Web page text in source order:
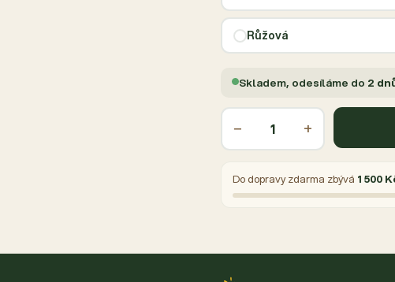
Růžová
Skladem, odesíláme do 2
− +
Do dopravy zdarma zbývá 1 500